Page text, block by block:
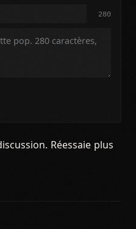
280
Réessaie plus